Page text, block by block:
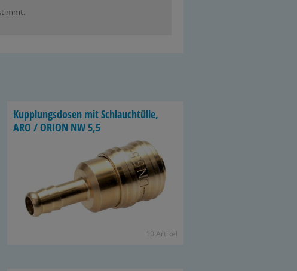
Kupp­lungs­do­sen mit Schlauch­tül­le,
ARO / ORION NW 5,5
10 Ar­ti­kel